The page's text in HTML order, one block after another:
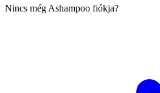
Nincs még Ashampoo fiókja?